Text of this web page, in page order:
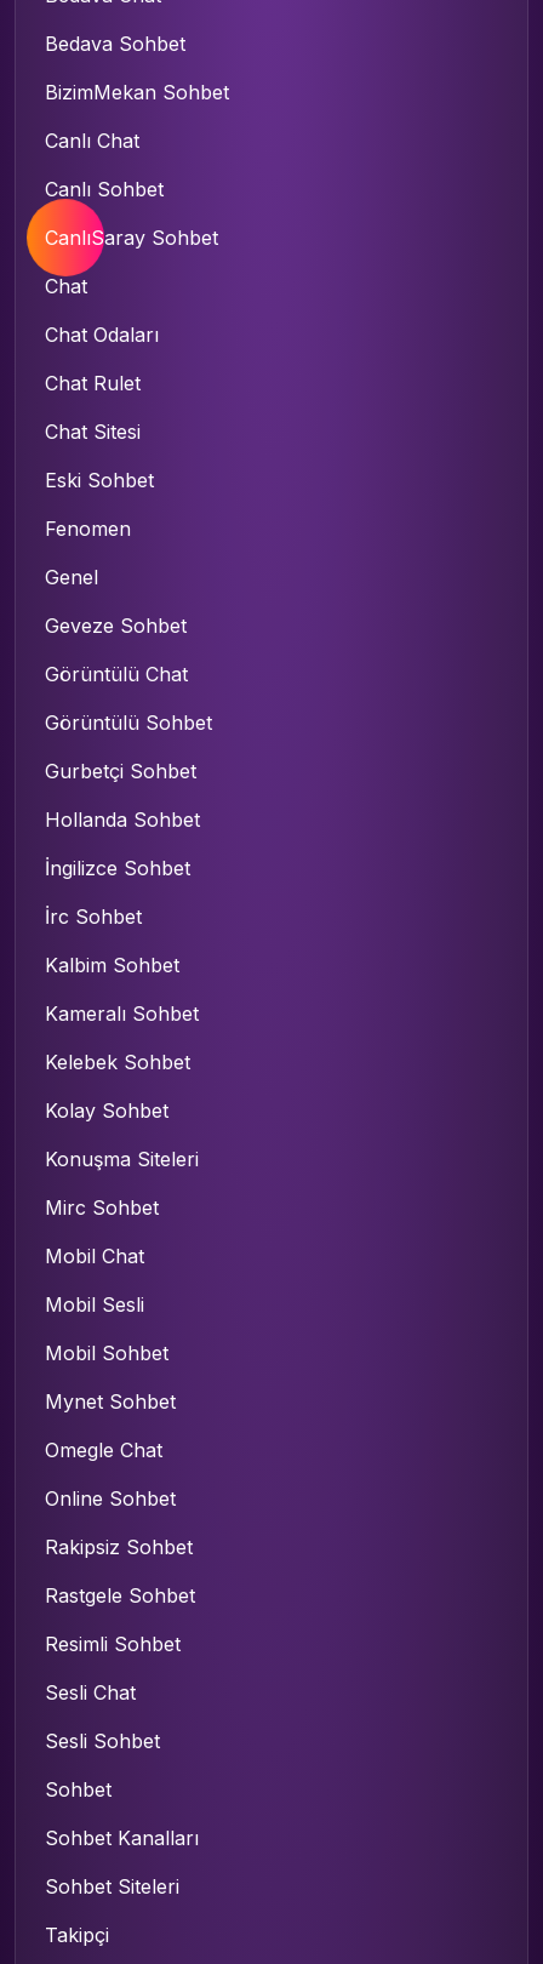
Bedava Sohbet
BizimMekan Sohbet
Canlı Chat
Canlı Sohbet
CanlıSaray Sohbet
Chat
Chat Odaları
Chat Rulet
Chat Sitesi
Eski Sohbet
Fenomen
Genel
Geveze Sohbet
Görüntülü Chat
Görüntülü Sohbet
Gurbetçi Sohbet
Hollanda Sohbet
İngilizce Sohbet
İrc Sohbet
Kalbim Sohbet
Kameralı Sohbet
Kelebek Sohbet
Kolay Sohbet
Konuşma Siteleri
Mirc Sohbet
Mobil Chat
Mobil Sesli
Mobil Sohbet
Mynet Sohbet
Omegle Chat
Online Sohbet
Rakipsiz Sohbet
Rastgele Sohbet
Resimli Sohbet
Sesli Chat
Sesli Sohbet
Sohbet
Sohbet Kanalları
Sohbet Siteleri
Takipçi